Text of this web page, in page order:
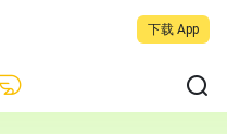
下载 App